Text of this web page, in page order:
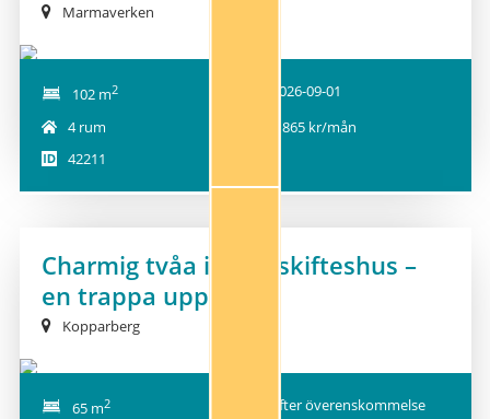
Marmaverken
102 m2
2026-09-01
4 rum
8 865 kr/mån
42211
Charmig tvåa i sekelskifteshus –
en trappa upp
Kopparberg
65 m2 Efter överenskommelse